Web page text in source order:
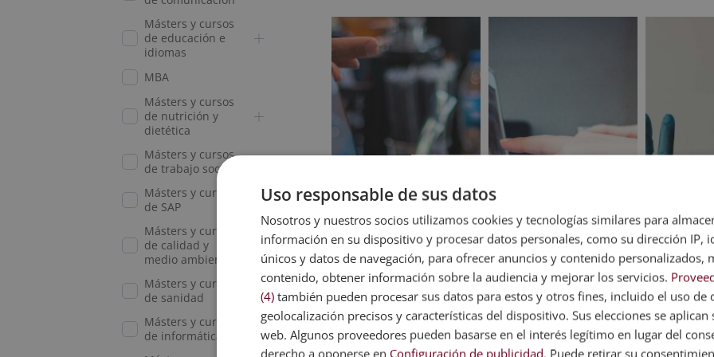
1.920,00€.
Auxiliar de Comercio
(Dependiente)
Curso de Comunicación
Corporativa y Eventos
Técnicas
Másters y cursos
de educación e
idiomas
MBA
Másters y cursos
de nutrición y
dietética
Másters y cursos
de trabajo social
Másters y cursos
de SAP
Másters y cursos
de calidad y
medio ambiente
Másters y cursos
de sanidad
Másters y cursos
de informática
Uso responsable de sus datos
Nosotros y nuestros socios utilizamos cookies y tecnologías similares para
información en su dispositivo y procesar datos personales, como su dirección IP,
únicos y datos de navegación, para ofrecer anuncios y contenido personalizados,
contenido, obtener información sobre la audiencia y mejorar los servicios.
(4) también pueden procesar sus datos para estos y otros fines, incluido el uso de
geolocalización precisos y características del dispositivo. Sus elecciones se aplican
web. Algunos proveedores pueden basarse en el interés legítimo en lugar del
derecho a oponerse en Configuración de publicidad. Puede retirar su